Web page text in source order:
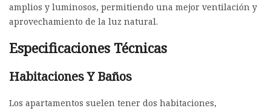
amplios y luminosos, permitiendo una mejor ventilación y
aprovechamiento de la luz natural.
Especificaciones Técnicas
Habitaciones Y Baños
Los apartamentos suelen tener dos habitaciones,